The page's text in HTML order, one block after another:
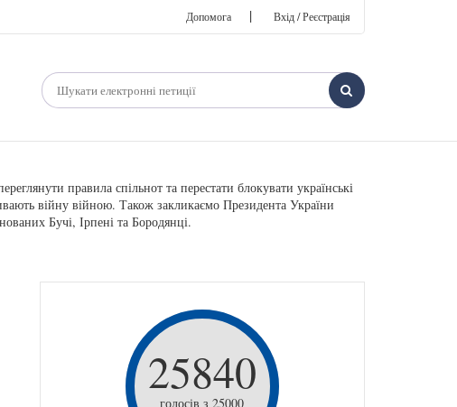
Допомога | Вхід / Реєстрація
правила спільнот та перестати блокувати українські
війну війною. Також закликаємо Президента України
Бучі, Ірпені та Бородянці.
25840
голосів з 25000